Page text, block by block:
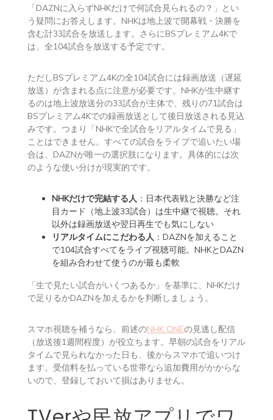
「DAZNに入らずNHKだけで何試合見られるの？」とい
う疑問にお答えします。NHKは地上波で開幕戦・決勝を
含む計33試合を放送します。さらにBSプレミアム4Kで
は、全104試合を放送する予定です。
ただしBSプレミアム4Kの全104試合には録画放送（遅延
放送）が含まれる点に注意が必要です。NHKが生中継す
るのは地上波放送分の33試合が主体で、残りの71試合は
BSプレミアム4Kでの録画放送として後日放送される見込
みです。つまり「NHKで全試合をリアルタイムで見る」
ことはできません。すべての試合をライブで追いたい場
合は、DAZNが唯一の選択肢になります。具体的には次
のような使い分けが現実的です。
NHKだけで完結する人 ：日本代表戦と決勝など注
目カード（地上波33試合）は生中継で視聴。それ
以外は録画放送や翌日再生でも気にしない
リアルタイムにこだわる人 ：DAZNを加えること
で104試合すべてをライブ視聴可能。NHKとDAZN
を組み合わせて使うのが最も柔軟
「生で見たい試合がいくつあるか」を基準に、NHKだけ
で足りるかDAZNを加えるかを判断しましょう。
スマホ視聴を補うなら、前述のNHK ONEの見逃し配信
（放送後1週間程度）が役立ちます。早朝の試合をリアル
タイムで見られなかった日も、後からスマホで追いつけ
ます。受信料を払っている世帯なら追加費用がかからな
いので、登録しておいて損はありません。